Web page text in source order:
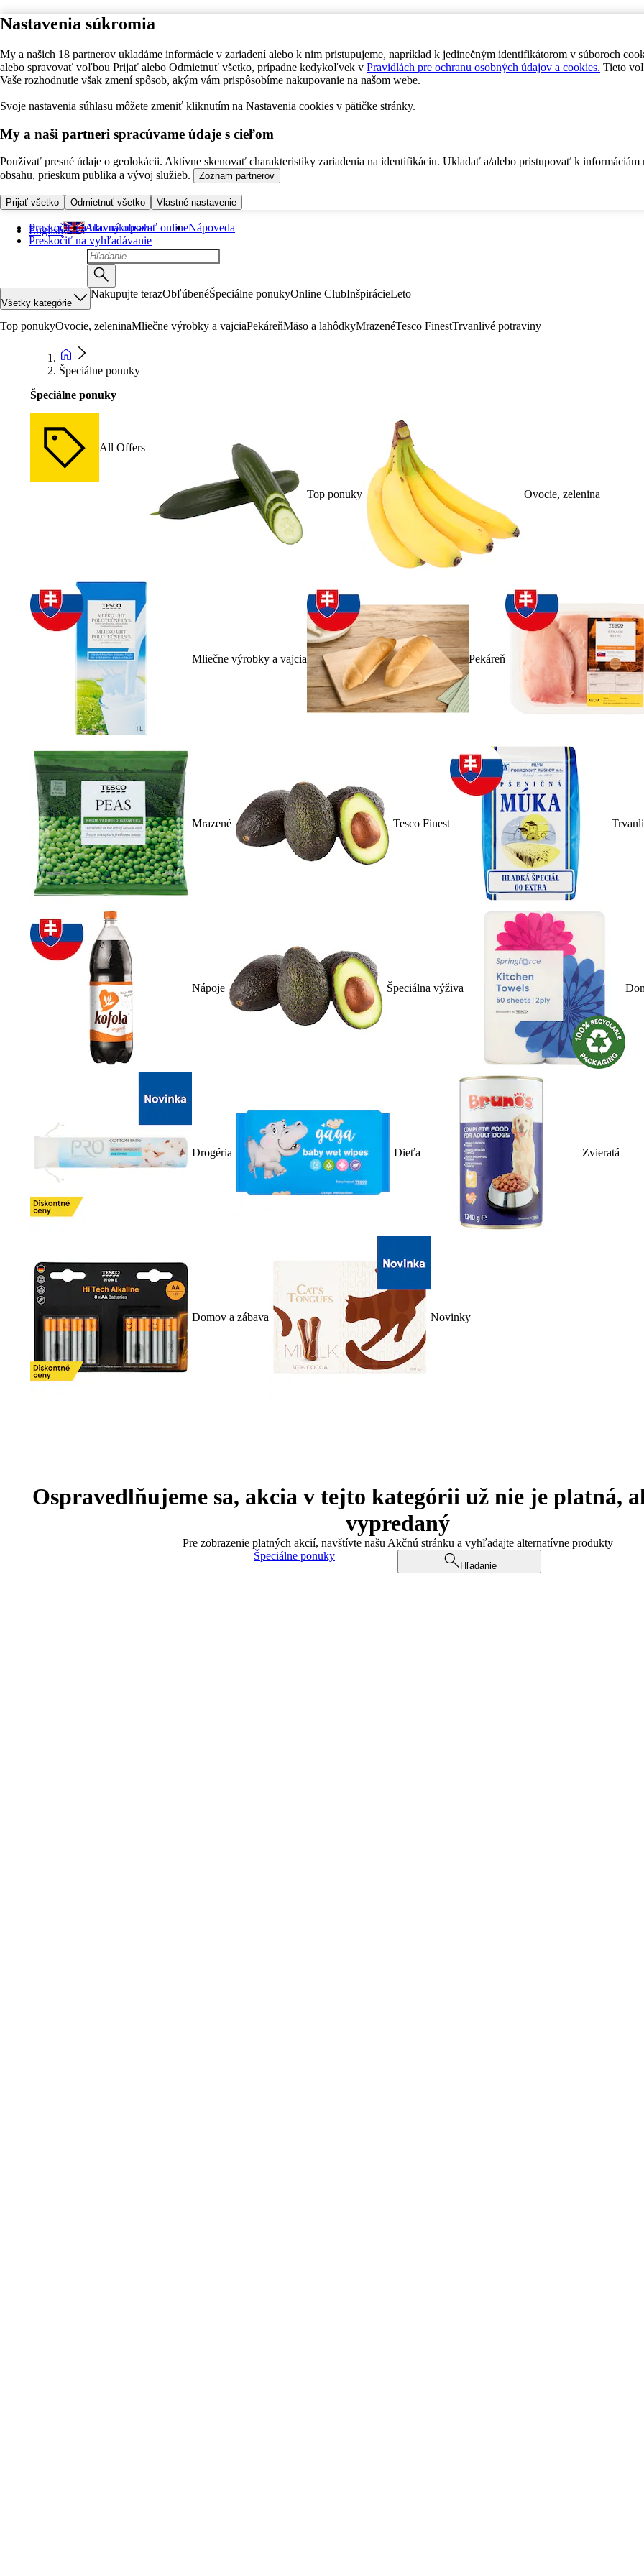
Nastavenia súkromia
My a našich 18 partnerov ukladáme informácie v zariadení alebo k nim pristupujeme, napríklad k jedinečným identifikátorom v súboroch
alebo spravovať voľbou Prijať alebo Odmietnuť všetko, prípadne kedykoľvek v Pravidlách pre ochranu osobných údajov a cookies. Tieto
Vaše rozhodnutie však zmení spôsob, akým vám prispôsobíme nakupovanie na našom webe.
Svoje nastavenia súhlasu môžete zmeniť kliknutím na Nastavenia cookies v pätičke stránky.
My a naši partneri spracúvame údaje s cieľom
Používať presné údaje o geolokácii. Aktívne skenovať charakteristiky zariadenia na identifikáciu. Ukladať a/alebo pristupovať k informáciám
obsahu, prieskum publika a vývoj služieb.
Zoznam partnerov
Prijať všetko Odmietnuť všetko Vlastné nastavenie
Preskočiť na hlavný obsah
Preskočiť na vyhľadávanie
English Ako nakupovať onlineNápoveda
Všetky kategórie
Nakupujte terazObľúbenéŠpeciálne ponukyOnline ClubInšpirácieLeto
Top ponukyOvocie, zeleninaMliečne výrobky a vajciaPekáreňMäso a lahôdkyMrazenéTesco FinestTrvanlivé potraviny
Špeciálne ponuky
Špeciálne ponuky
All Offers
Top ponuky Ovocie, zelenina
Mliečne výrobky a vajcia Pekáreň
Mrazené Tesco Finest
Nápoje Špeciálna výživa
Drogéria Dieťa Zvieratá
Domov a zábava Novinky
Ospravedlňujeme sa, akcia v tejto kategórii už nie je platná,
vypredaný
Pre zobrazenie platných akcií, navštívte našu Akčnú stránku a vyhľadajte alternatívne produkty
Špeciálne ponuky
Hľadanie